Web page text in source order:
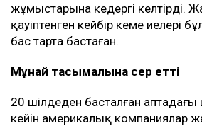
жұмыстарына кедергі келтірді.
қауіптенген кейбір кеме иелері
бас тарта бастаған.
Мұнай тасымалына әсер етті
20 шілдеден басталған
кейін америкалық компаниялар